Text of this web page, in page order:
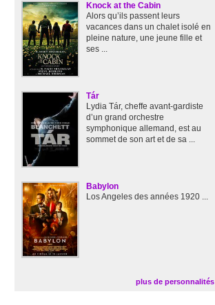
Knock at the Cabin
Alors qu’ils passent leurs
vacances dans un chalet isolé en
pleine nature, une jeune fille et
ses ...
Tár
Lydia Tár, cheffe avant-gardiste
d’un grand orchestre
symphonique allemand, est au
sommet de son art et de sa ...
Babylon
Los Angeles des années 1920 ...
plus de personnalités